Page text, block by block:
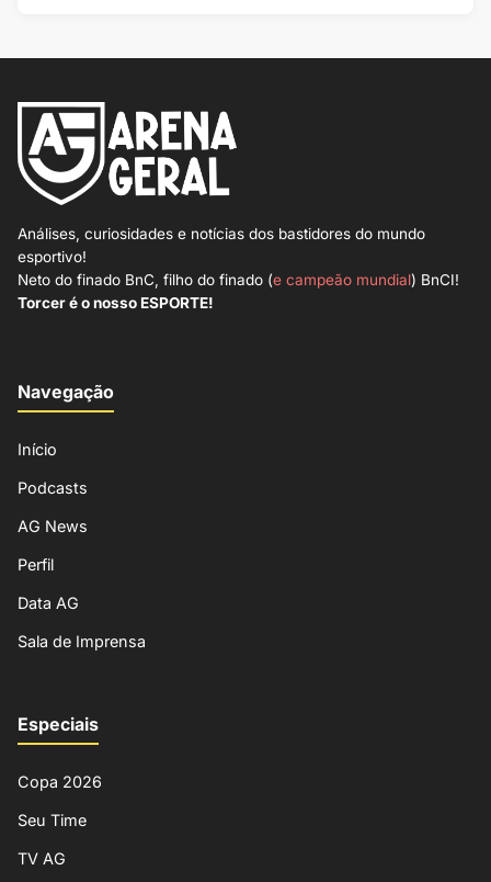
Análises, curiosidades e notícias dos bastidores do mundo
esportivo!
Neto do finado BnC, filho do finado (e campeão mundial) BnCI!
Torcer é o nosso ESPORTE!
Navegação
Início
Podcasts
AG News
Perfil
Data AG
Sala de Imprensa
Especiais
Copa 2026
Seu Time
TV AG